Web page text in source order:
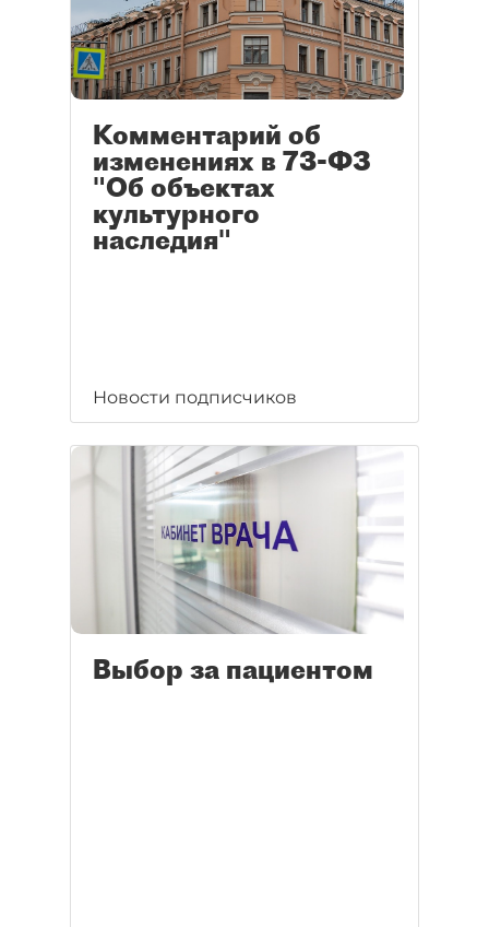
Комментарий об
изменениях в 73-ФЗ
"Об объектах
культурного
наследия"
Новости подписчиков
Выбор за пациентом